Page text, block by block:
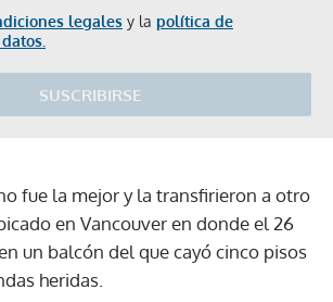
legales y la política de
SUSCRIBIRSE
fue la mejor y la transfirieron a otro
en Vancouver en donde el 26
un balcón del que cayó cinco pisos
heridas.